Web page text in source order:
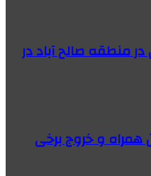
منطقه صالح آباد در
و خروج برخی